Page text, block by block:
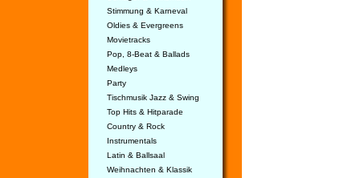
Stimmung & Karneval
Oldies & Evergreens
Movietracks
Pop, 8-Beat & Ballads
Medleys
Party
Tischmusik Jazz & Swing
Top Hits & Hitparade
Country & Rock
Instrumentals
Latin & Ballsaal
Weihnachten & Klassik